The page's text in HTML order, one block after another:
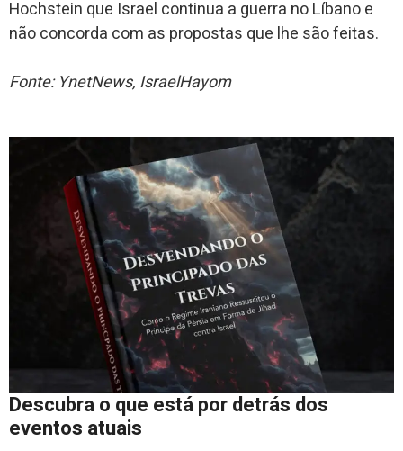
Hochstein que Israel continua a guerra no Líbano e
não concorda com as propostas que lhe são feitas.
Fonte: YnetNews, IsraelHayom
Descubra o que está por detrás dos
eventos atuais